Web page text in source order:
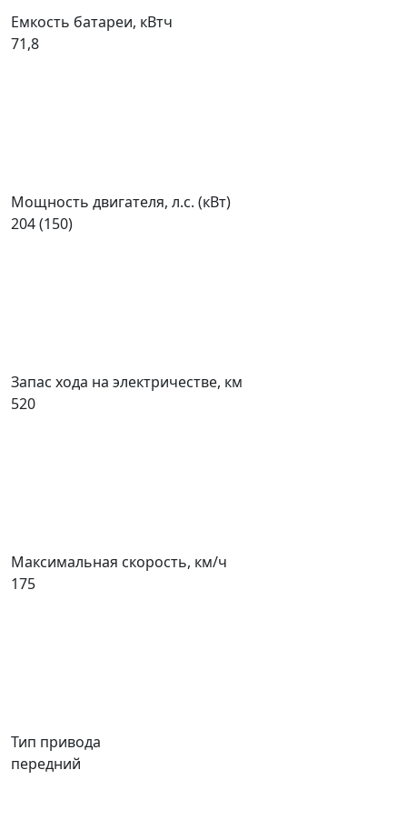
Емкость батареи, кВтч
71,8
Мощность двигателя, л.с. (кВт)
204 (150)
Запас хода на электричестве, км
520
Максимальная скорость, км/ч
175
Тип привода
передний